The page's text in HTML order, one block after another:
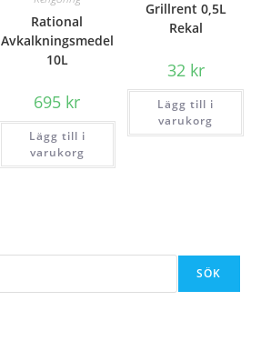
Rational
Avkalkningsmedel
10L
695 kr
Lägg till i
varukorg
Grillrent 0,5L
Rekal
32 kr
Lägg till i
varukorg
SÖK